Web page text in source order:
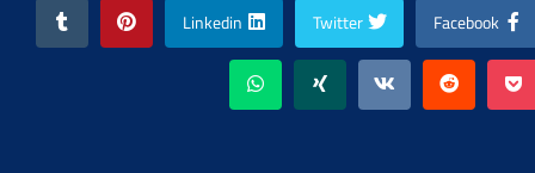
Facebook
Twitter
Linkedin